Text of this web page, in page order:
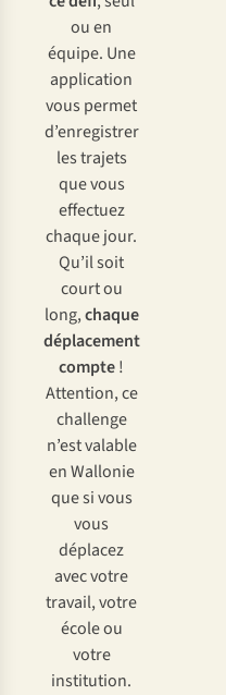
ou en
équipe. Une
application
vous permet
d’enregistrer
les trajets
que vous
effectuez
chaque jour.
Qu’il soit
court ou
long,chaque
déplacement
compte!
Attention, ce
challenge
n’est valable
en Wallonie
que si vous
vous
déplacez
avec votre
travail, votre
école ou
votre
institution.